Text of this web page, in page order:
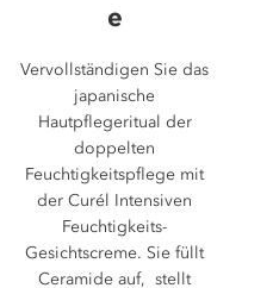
e
Vervollständigen Sie das
japanische
Hautpflegeritual der
doppelten
Feuchtigkeitspflege mit
der Curél Intensiven
Feuchtigkeits-
Gesichtscreme. Sie füllt
Ceramide auf, stellt